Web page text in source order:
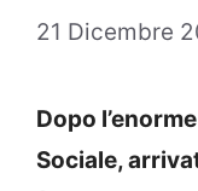
21 Dicembre
Dopo
Sociale,